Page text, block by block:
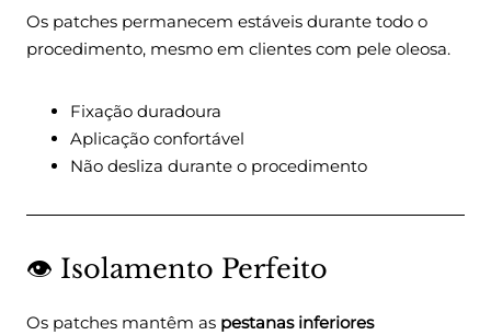
Os patches permanecem estáveis durante todo o
procedimento, mesmo em clientes com pele oleosa.
Fixação duradoura
Aplicação confortável
Não desliza durante o procedimento
👁️ Isolamento Perfeito
Os patches mantêm as pestanas inferiores